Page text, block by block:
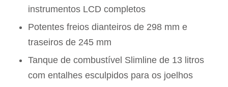
instrumentos LCD completos
Potentes freios dianteiros de 298 mm e
traseiros de 245 mm
Tanque de combustível Slimline de 13 litros
com entalhes esculpidos para os joelhos